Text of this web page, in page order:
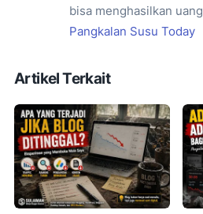
bisa menghasilkan
Pangkalan Susu Today
Artikel Terkait